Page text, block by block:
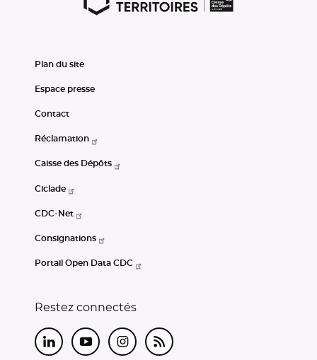
Plan du site
Espace presse
Contact
Réclamation
Caisse des Dépôts
Ciclade
CDC-Net
Consignations
Portail Open Data CDC
Restez connectés
LinkedInYoutubeInstagram
RSS